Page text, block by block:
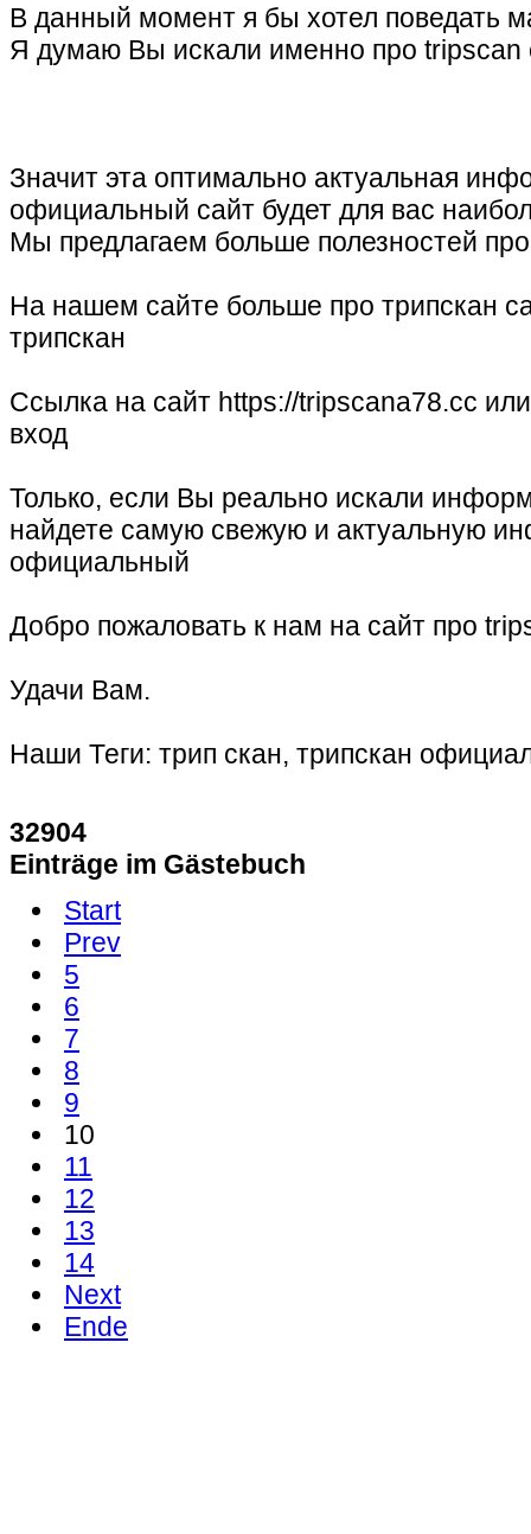
В данный момент я бы хотел поведать
Я думаю Вы искали именно про tripscan
Значит эта оптимально актуальная
официальный сайт будет для вас
Мы предлагаем больше полезностей
На нашем сайте больше про трипскан
трипскан
Ссылка на сайт https://tripscana78.cc
вход
Только, если Вы реально искали
найдете самую свежую и актуальную
официальный
Добро пожаловать к нам на сайт про
Удачи Вам.
Наши Теги: трип скан, трипскан
32904
Einträge im Gästebuch
Start
Prev
5
6
7
8
9
10
11
12
13
14
Next
Ende